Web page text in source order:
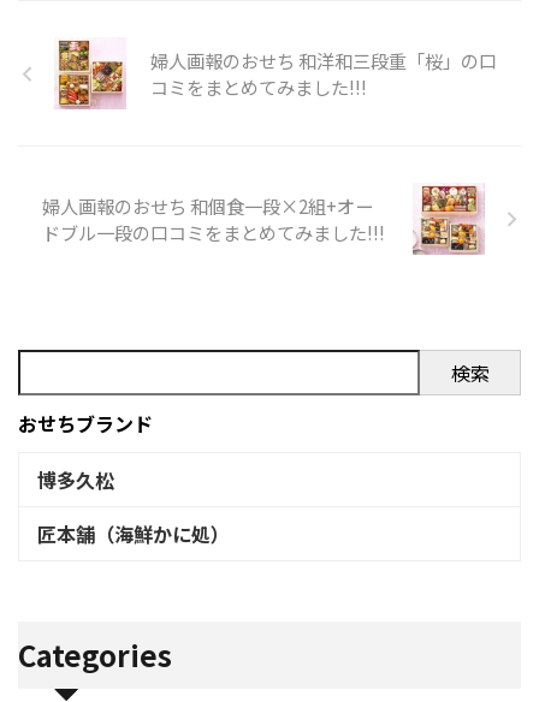
— はやかわのおじさん
(@Hayak ...
mda ...
コミを紹介します。 Xでの口コ
ミ 悪い口コミ 良い口コミ 婦人
画報のおせち 和三段重「華」
は今年も婦人画報のおせちに
しました。美しくて味も良
婦人画報のおせち 和洋和三段重「桜」の口
コミをまとめてみました!!!
婦人画報のおせち 和個食一段×2組+オー
ドブル一段の口コミをまとめてみました!!!
検索
おせちブランド
博多久松
匠本舗（海鮮かに処）
Categories